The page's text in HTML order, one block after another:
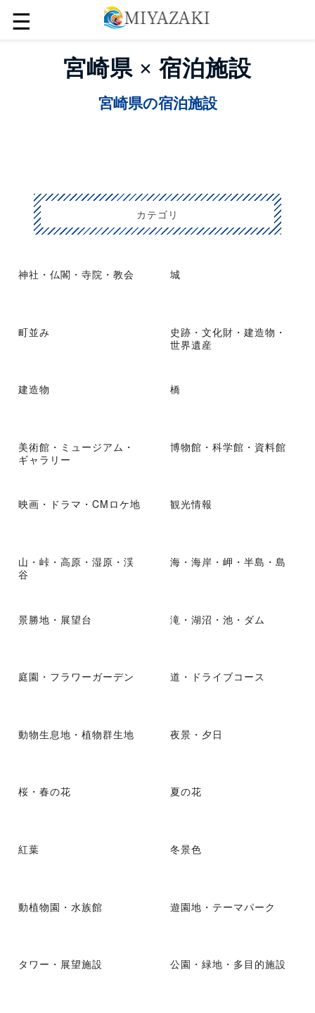
☰
宮崎県 × 宿泊施設
宮崎県の宿泊施設
カテゴリ
神社・仏閣・寺院・教会 城
町並み
史跡・文化財・建造物・
世界遺産
建造物 橋
美術館・ミュージアム・
ギャラリー
博物館・科学館・資料館
映画・ドラマ・CMロケ地 観光情報
山・峠・高原・湿原・渓
谷
海・海岸・岬・半島・島
景勝地・展望台 滝・湖沼・池・ダム
庭園・フラワーガーデン 道・ドライブコース
動物生息地・植物群生地 夜景・夕日
桜・春の花 夏の花
紅葉 冬景色
動植物園・水族館 遊園地・テーマパーク
タワー・展望施設 公園・緑地・多目的施設